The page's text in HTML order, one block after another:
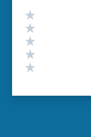
Valutazione